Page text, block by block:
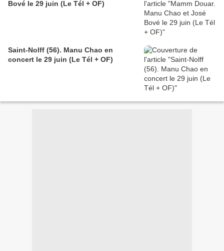
Bové le 29 juin (Le Tél + OF)
Saint-Nolff (56). Manu Chao en
concert le 29 juin (Le Tél + OF)